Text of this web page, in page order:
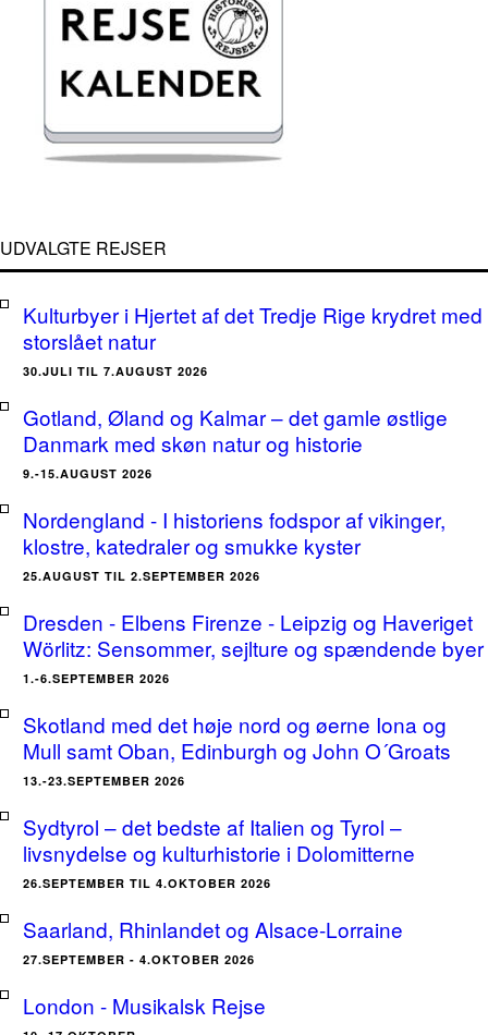
UDVALGTE REJSER
Kulturbyer i Hjertet af det Tredje Rige krydret med
storslået natur
30.JULI TIL 7.AUGUST 2026
Gotland, Øland og Kalmar – det gamle østlige
Danmark med skøn natur og historie
9.-15.AUGUST 2026
Nordengland - I historiens fodspor af vikinger,
klostre, katedraler og smukke kyster
25.AUGUST TIL 2.SEPTEMBER 2026
Dresden - Elbens Firenze - Leipzig og Haveriget
Wörlitz: Sensommer, sejlture og spændende byer
1.-6.SEPTEMBER 2026
Skotland med det høje nord og øerne Iona og
Mull samt Oban, Edinburgh og John O´Groats
13.-23.SEPTEMBER 2026
Sydtyrol – det bedste af Italien og Tyrol –
livsnydelse og kulturhistorie i Dolomitterne
26.SEPTEMBER TIL 4.OKTOBER 2026
Saarland, Rhinlandet og Alsace-Lorraine
27.SEPTEMBER - 4.OKTOBER 2026
London - Musikalsk Rejse